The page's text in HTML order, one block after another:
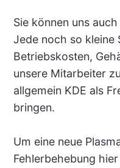
Sie können uns
Jede noch so kleine
Betriebskosten,
unsere Mitarbeiter
allgemein KDE als
bringen.
Um eine neue
Fehlerbehebung